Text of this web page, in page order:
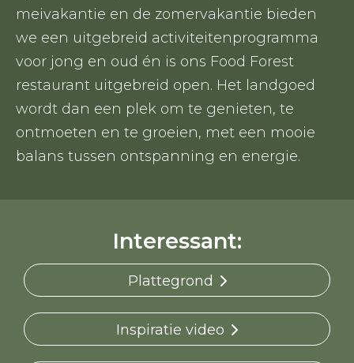
meivakantie en de zomervakantie bieden
we een uitgebreid activiteitenprogramma
voor jong en oud én is ons Food Forest
restaurant uitgebreid open. Het landgoed
wordt dan een plek om te genieten, te
ontmoeten en te groeien, met een mooie
balans tussen ontspanning en energie.
Interessant:
Plattegrond
Inspiratie video